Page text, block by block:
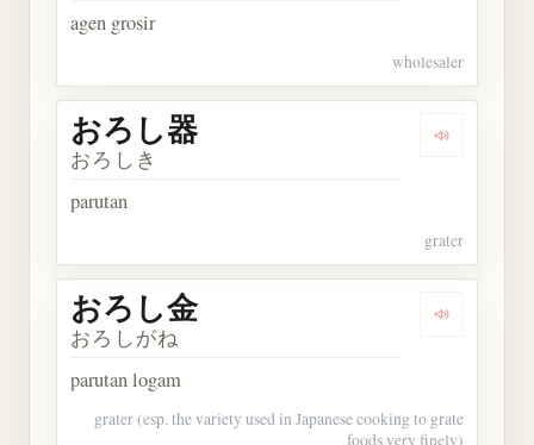
agen grosir
wholesaler
Dengarkan
おろし器
おろしき
parutan
grater
Dengarkan
おろし金
おろしがね
parutan logam
grater (esp. the variety used in Japanese cooking to grate
foods very finely)